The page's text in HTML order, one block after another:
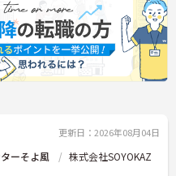
更新日：2026年08月04日
ーそよ風
株式会社SOYOKAZ